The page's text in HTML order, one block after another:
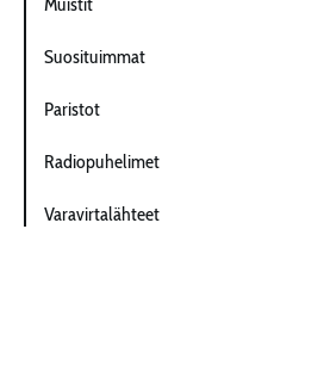
Muistit
Suosituimmat
Paristot
Radiopuhelimet
Varavirtalähteet